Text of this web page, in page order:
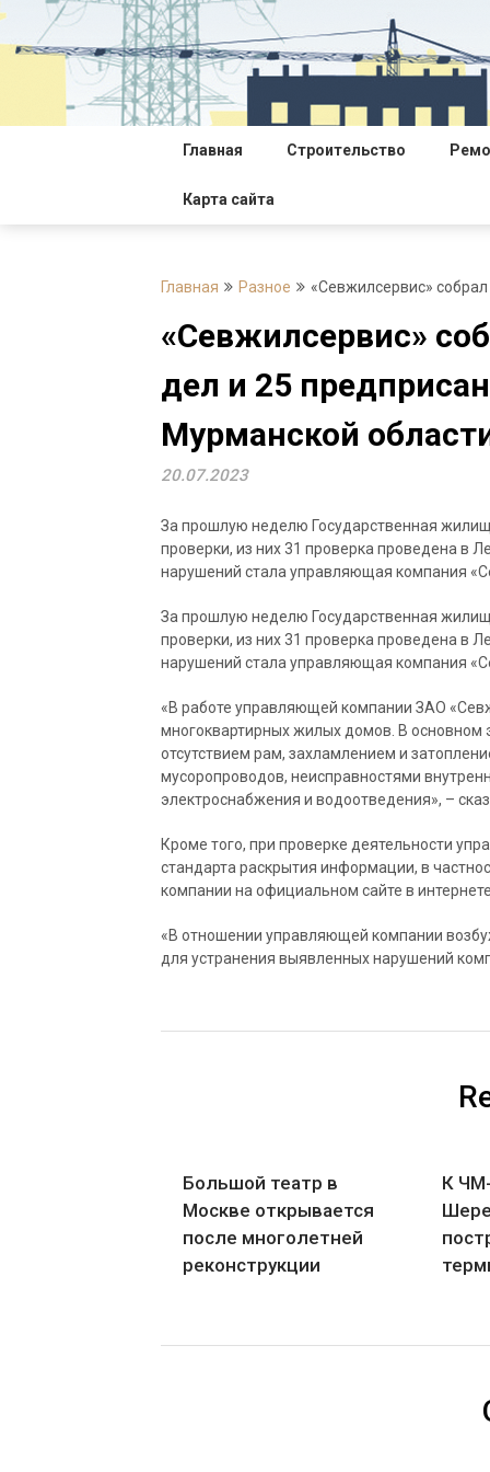
Перейти
содержимому
Главная Строительство
Карта сайта
Главная Разное «Севжилсервис»
«Севжилсервис»
дел и 25
Мурманской
20.07.2023
За прошлую неделю Государственная
проверки, из них 31 проверка проведена в
нарушений стала управляющая компания
За прошлую неделю Государственная
проверки, из них 31 проверка проведена в
нарушений стала управляющая компания
«В работе управляющей компании ЗАО
многоквартирных жилых домов. В основном
отсутствием рам, захламлением и
мусоропроводов, неисправностями
электроснабжения и водоотведения», –
Кроме того, при проверке деятельности
стандарта раскрытия информации, в
компании на официальном сайте в
«В отношении управляющей компании
для устранения выявленных нарушений
Большой театр в
Москве открывается
после многолетней
реконструкции
К